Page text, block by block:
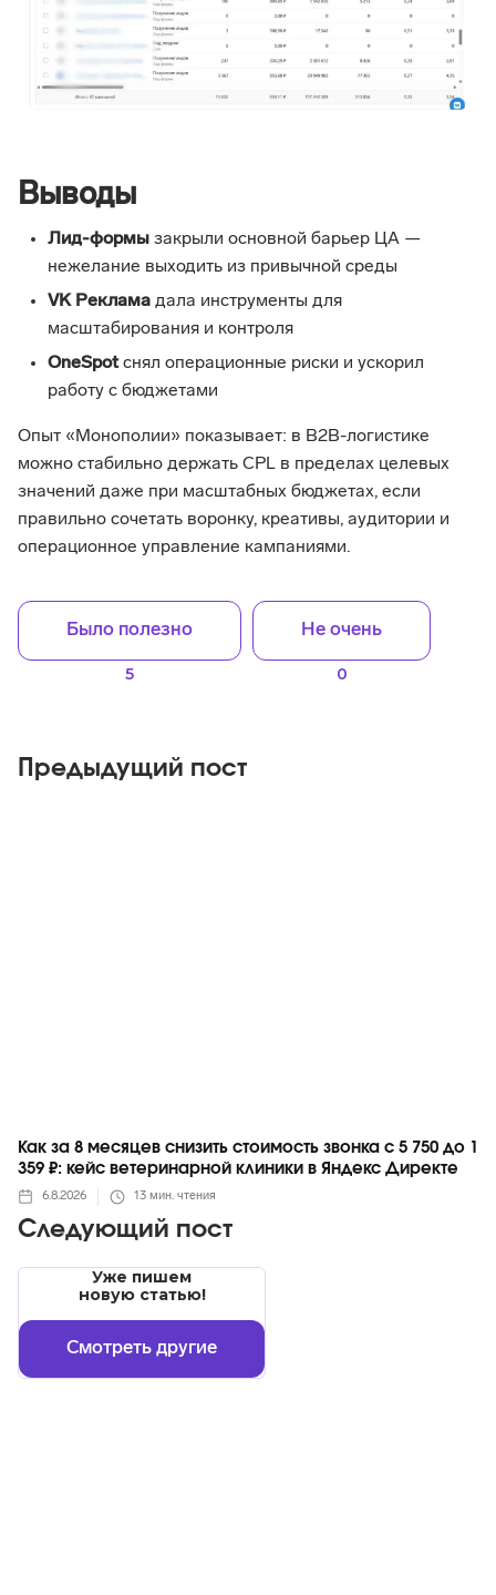
Выводы
Лид-формы закрыли основной барьер ЦА —
нежелание выходить из привычной среды
VK Реклама дала инструменты для
масштабирования и контроля
OneSpotснял операционные риски и ускорил
работу с бюджетами
Опыт «Монополии» показывает: в B2B-логистике
можно стабильно держать CPL в пределах целевых
значений даже при масштабных бюджетах, если
правильно сочетать воронку, креативы, аудитории и
операционное управление кампаниями.
Было полезно
5
Не очень
0
Предыдущий пост
Следующий пост
Как за 8 месяцев снизить стоимость звонка с 5 750 до 1
359 ₽: кейс ветеринарной клиники в Яндекс Директе
6.8.2026 13 мин. чтения
Уже пишем
новую статью!
Смотреть другие